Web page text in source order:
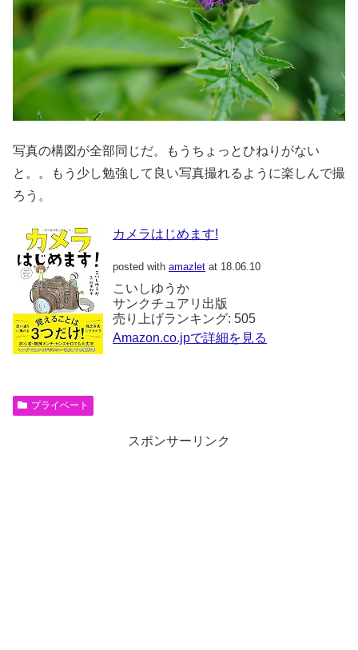
写真の構図が全部同じだ。もうちょっとひねりがない
と。。もう少し勉強して良い写真撮れるように楽しんで撮
ろう。
カメラはじめます!
posted with amazlet at 18.06.10
こいしゆうか
サンクチュアリ出版
売り上げランキング: 505
Amazon.co.jpで詳細を見る
プライベート
スポンサーリンク